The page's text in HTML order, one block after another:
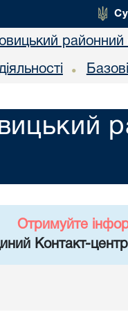
районний
•
Отримуйте
Контакт-